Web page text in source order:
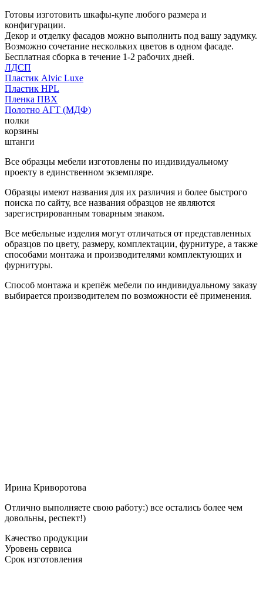
Готовы изготовить шкафы-купе любого размера и
конфигурации.
Декор и отделку фасадов можно выполнить под вашу задумку.
Возможно сочетание нескольких цветов в одном фасаде.
Бесплатная сборка в течение 1-2 рабочих дней.
ЛДСП
Пластик Alvic Luxe
Пластик HPL
Пленка ПВХ
Полотно АГТ (МДФ)
полки
корзины
штанги
Все образцы мебели изготовлены по индивидуальному
проекту в единственном экземпляре.
Образцы имеют названия для их различия и более быстрого
поиска по сайту, все названия образцов не являются
зарегистрированным товарным знаком.
Все мебельные изделия могут отличаться от представленных
образцов по цвету, размеру, комплектации, фурнитуре, а также
способами монтажа и производителями комплектующих и
фурнитуры.
Способ монтажа и крепёж мебели по индивидуальному заказу
выбирается производителем по возможности её применения.
Ирина Криворотова
Отлично выполняете свою работу:) все остались более чем
довольны, респект!)
Качество продукции
Уровень сервиса
Срок изготовления